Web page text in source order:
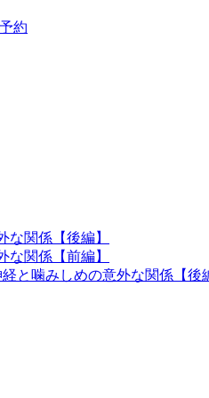
な関係【後編】
な関係【前編】
と噛みしめの意外な関係【後